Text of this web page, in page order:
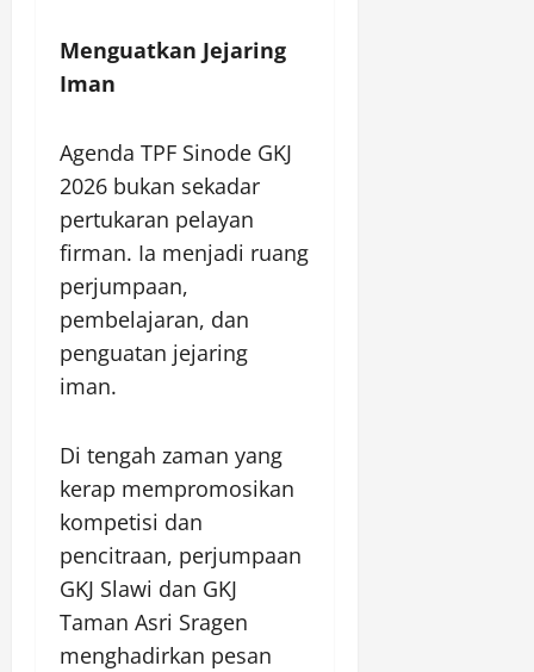
Menguatkan Jejaring
Iman
Agenda TPF Sinode GKJ
2026 bukan sekadar
pertukaran pelayan
firman. Ia menjadi ruang
perjumpaan,
pembelajaran, dan
penguatan jejaring
iman.
Di tengah zaman yang
kerap mempromosikan
kompetisi dan
pencitraan, perjumpaan
GKJ Slawi dan GKJ
Taman Asri Sragen
menghadirkan pesan